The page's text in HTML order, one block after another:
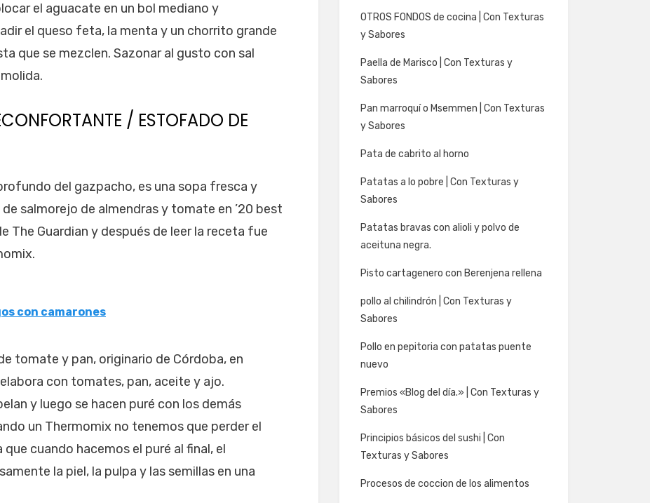
el aguacate en un bol mediano y
el queso feta, la menta y un chorrito grande
que se mezclen. Sazonar al gusto con sal
/ ESTOFADO DE
del gazpacho, es una sopa fresca y
salmorejo de almendras y tomate en ’20 best
The Guardian y después de leer la receta fue
con camarones
tomate y pan, originario de Córdoba, en
con tomates, pan, aceite y ajo.
y luego se hacen puré con los demás
un Thermomix no tenemos que perder el
cuando hacemos el puré al final, el
la piel, la pulpa y las semillas en una
OTROS FONDOS de cocina | Con Texturas
y Sabores
Paella de Marisco | Con Texturas y
Sabores
Pan marroquí o Msemmen | Con Texturas
y Sabores
Pata de cabrito al horno
Patatas a lo pobre | Con Texturas y
Sabores
Patatas bravas con alioli y polvo de
aceituna negra.
Pisto cartagenero con Berenjena rellena
pollo al chilindrón | Con Texturas y
Sabores
Pollo en pepitoria con patatas puente
nuevo
Premios «Blog del día.» | Con Texturas y
Sabores
Principios básicos del sushi | Con
Texturas y Sabores
Procesos de coccion de los alimentos